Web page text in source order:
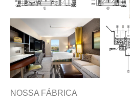
NOSSA FÁBRICA